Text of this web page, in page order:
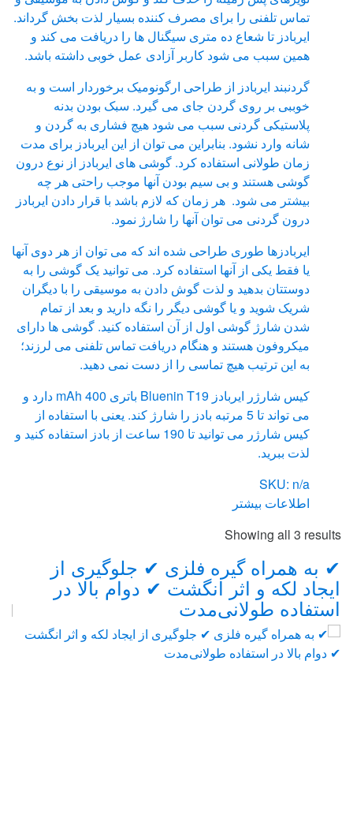
تماس تلفنی را برای مصرف کننده بسیار لذت بخش گرداند.
ایربادز تا شعاع ده متری سیگنال ها را دریافت می کند و
همین سبب می شود کاربر آزادی عمل خوبی داشته باشد.
گردنبند ایربادز از طراحی ارگونومیک برخوردار است و به
خوببی بر روی گردن جای می گیرد. سبک بودن بدنه
پلاستیکی گردنی سبب می شود هیچ فشاری به گردن و
شانه وارد نشود. بنابراین می توان از این ایربادز برای مدت
زمان طولانی استفاده کرد. گوشی های ایربادز از نوع درون
گوشی هستند و بی سیم بودن آنها موجب راحتی هر چه
بیشتر می شود. هر زمان که لازم باشد با قرار دادن ایربادز
درون گردنی می توان آنها را شارژ نمود.
ایربادزها طوری طراحی شده اند که می توان از هر دوی آنها
یا فقط یکی از آنها استفاده کرد. می توانید یک گوشی را به
دوستتان بدهید و لذت گوش دادن به موسیقی را با دیگران
شریک شوید و یا گوشی دیگر را نگه دارید و بعد از تمام
شدن شارژ گوشی اول از آن استفاده کنید. گوشی ها دارای
میکروفون هستند و هنگام دریافت تماس تلفنی می لرزند؛
به این ترتیب هیچ تماسی را از دست نمی دهید.
کیس شارژر ایربادز Bluenin T19 باتری 400 mAh دارد و
می تواند تا 5 مرتبه بادز را شارژ کند. یعنی با استفاده از
کیس شارژر می توانید تا 190 ساعت از بادز استفاده کنید و
لذت ببرید.
SKU: n/a
اطلاعات بیشتر
Showing all 3 results
Sorted
price:
high
to
low
Brands
Carousel
✔ به همراه گیره فلزی ✔ جلوگیری از
ایجاد لکه و اثر انگشت ✔ دوام بالا در
استفاده طولانی‌مدت